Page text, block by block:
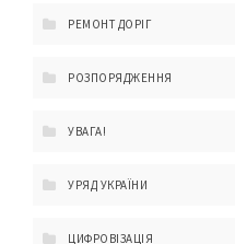
РЕМОНТ ДОРІГ
РОЗПОРЯДЖЕННЯ
УВАГА!
УРЯД УКРАЇНИ
ЦИФРОВІЗАЦІЯ